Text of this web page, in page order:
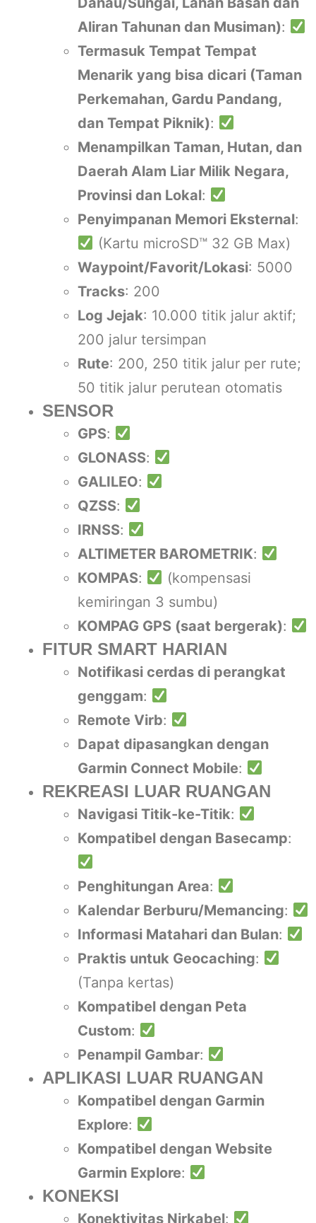
Aliran Tahunan dan Musiman):
Termasuk Tempat Tempat
Menarik yang bisa dicari (Taman
Perkemahan, Gardu Pandang,
dan Tempat Piknik):
Menampilkan Taman, Hutan, dan
Daerah Alam Liar Milik Negara,
Provinsi dan Lokal:
Penyimpanan Memori Eksternal:
(Kartu microSD™ 32 GB Max)
Waypoint/Favorit/Lokasi: 5000
Tracks: 200
Log Jejak: 10.000 titik jalur aktif;
200 jalur tersimpan
Rute: 200, 250 titik jalur per rute;
50 titik jalur perutean otomatis
SENSOR
GPS:
GLONASS:
GALILEO:
QZSS:
IRNSS:
ALTIMETER BAROMETRIK:
KOMPAS:
(kompensasi
kemiringan 3 sumbu)
KOMPAG GPS (saat bergerak):
FITUR SMART HARIAN
Notifikasi cerdas di perangkat
genggam:
Remote Virb:
Dapat dipasangkan dengan
Garmin Connect Mobile:
REKREASI LUAR RUANGAN
Navigasi Titik-ke-Titik:
Kompatibel dengan Basecamp:
Penghitungan Area:
Kalendar Berburu/Memancing:
Informasi Matahari dan Bulan:
Praktis untuk Geocaching:
(Tanpa kertas)
Kompatibel dengan Peta
Custom:
Penampil Gambar:
APLIKASI LUAR RUANGAN
Kompatibel dengan Garmin
Explore:
Kompatibel dengan Website
Garmin Explore:
KONEKSI
Konektivitas Nirkabel: